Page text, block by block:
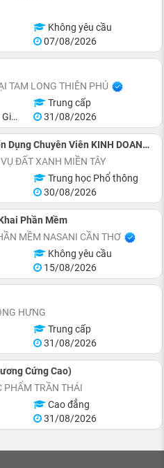
Không yêu cầu
07/08/2026
TAM LONG THIÊN PHÚ
Trung cấp
An
31/08/2026
Đất XANH Miền Tây Tuyển Dụng Chuyên Viên KINH DOANH Bất Động Sản
ĐẤT XANH MIỀN TÂY
Trung học Phổ thông
30/08/2026
Phần Mềm
MỀM NASANI CẦN THƠ
Không yêu cầu
15/08/2026
HƯNG
Trung cấp
31/08/2026
Cứng Cao)
PHẨM TRẦN THÁI
Cao đẳng
31/08/2026